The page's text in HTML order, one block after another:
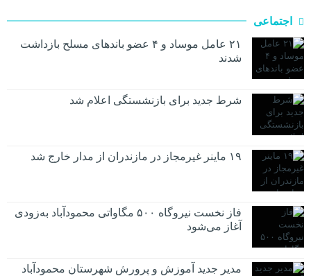
اجتماعی
۲۱ عامل موساد و ۴ عضو باند‌های مسلح بازداشت
شدند
شرط جدید برای بازنشستگی اعلام شد
۱۹ ماینر غیرمجاز در مازندران از مدار خارج شد
فاز نخست نیروگاه ۵۰۰ مگاواتی محمودآباد به‌زودی
آغاز می‌شود
مدیر جدید آموزش و پرورش شهرستان محمودآباد